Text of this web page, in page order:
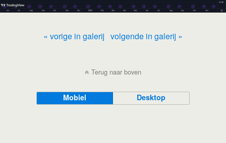
« vorige in galerij volgende in galerij »
Terug naar boven
Mobiel Desktop